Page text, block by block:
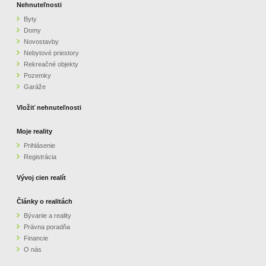
Nehnuteľnosti
Byty
Domy
Novostavby
Nebytové priestory
Rekreačné objekty
Pozemky
Garáže
Vložiť nehnuteľnosti
Moje reality
Prihlásenie
Registrácia
Vývoj cien realít
Články o realitách
Bývanie a reality
Právna poradňa
Financie
O nás